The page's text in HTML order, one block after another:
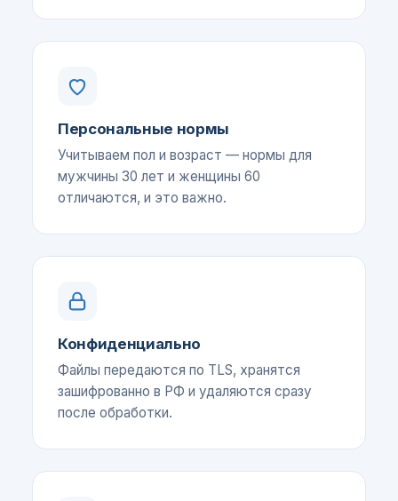
Персональные нормы
Учитываем пол и возраст — нормы для
мужчины 30 лет и женщины 60
отличаются, и это важно.
Конфиденциально
Файлы передаются по TLS, хранятся
зашифрованно в РФ и удаляются сразу
после обработки.